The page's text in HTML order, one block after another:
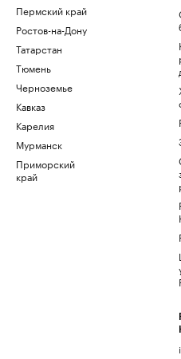
Пермский край
Ростов-на-Дону
Татарстан
Тюмень
Черноземье
Кавказ
Карелия
Мурманск
Приморский
край